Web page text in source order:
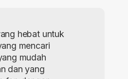
hebat untuk
mencari
mudah
dan yang